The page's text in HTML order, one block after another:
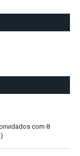
com 8